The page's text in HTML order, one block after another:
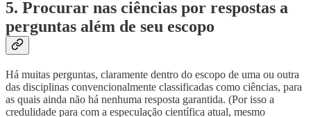
5. Procurar nas ciências por respostas a
perguntas além de seu escopo
Há muitas perguntas, claramente dentro do escopo de uma ou outra
das disciplinas convencionalmente classificadas como ciências, para
as quais ainda não há nenhuma resposta garantida. (Por isso a
credulidade para com a especulação científica atual, mesmo